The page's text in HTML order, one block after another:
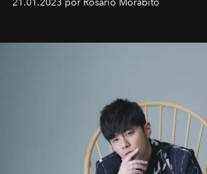
21.01.2023 por Rosario Morabito